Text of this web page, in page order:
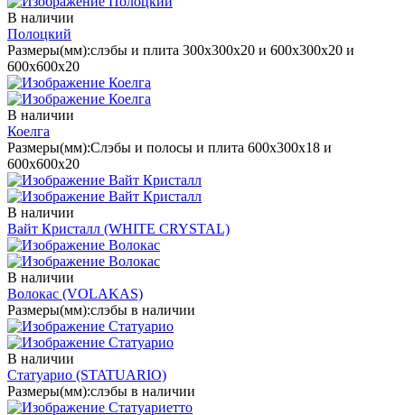
В наличии
Полоцкий
Размеры(мм):слэбы и плита 300х300х20 и 600х300х20 и
600х600х20
В наличии
Коелга
Размеры(мм):Слэбы и полосы и плита 600х300х18 и
600х600х20
В наличии
Вайт Кристалл (WHITE CRYSTAL)
В наличии
Волокас (VOLAKAS)
Размеры(мм):слэбы в наличии
В наличии
Статуарио (STATUARIO)
Размеры(мм):слэбы в наличии